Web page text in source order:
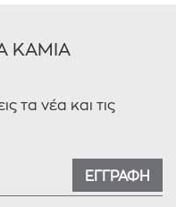
ΚΑΜΙΑ
τα νέα και τις
ΕΓΓΡΑΦΗ